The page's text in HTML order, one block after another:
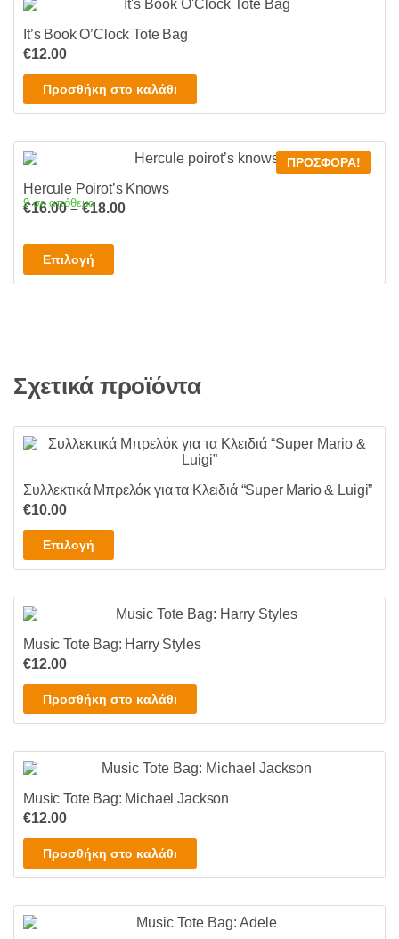
του
It’s Book O’Clock Tote Bag
€12.00
Προσθήκη στο καλάθι
ΠΡΟΣΦΟΡΆ!
Hercule Poirot’s Knows
€16.00 – €18.00Price
9 σε απόθεμα
Επιλογή
το
Οι
επιλογές
μπορούν
να
στη
του
Σχετικά προϊόντα
Συλλεκτικά Μπρελόκ για τα Κλειδιά “Super Mario & Luigi”
€10.00
Επιλογή
το
παραλλαγές.
επιλογές
επιλεγούν
στη
σελίδα
προϊόντος
Music Tote Bag: Harry Styles
€12.00
Προσθήκη στο καλάθι
Music Tote Bag: Michael Jackson
€12.00
Προσθήκη στο καλάθι